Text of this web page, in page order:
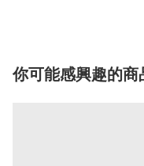
你可能感興趣的商